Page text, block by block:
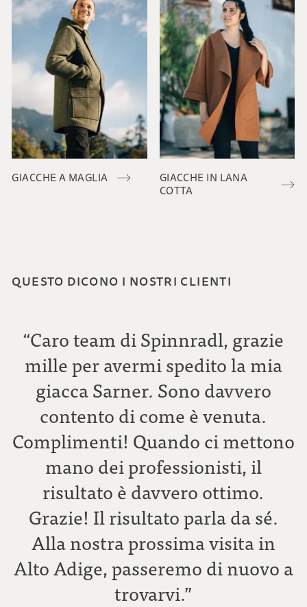
GIACCHE A MAGLIA
GIACCHE IN LANA
COTTA
QUESTO DICONO I NOSTRI CLIENTI
“Caro team di Spinnradl, grazie
mille per avermi spedito la mia
giacca Sarner. Sono davvero
contento di come è venuta.
Complimenti! Quando ci mettono
mano dei professionisti, il
risultato è davvero ottimo.
Grazie! Il risultato parla da sé.
Alla nostra prossima visita in
Alto Adige, passeremo di nuovo a
trovarvi.”